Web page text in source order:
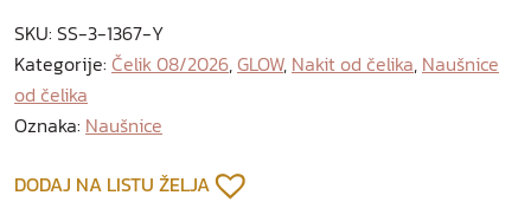
n
i
c
e
d
SKU: SS-3-1367-Y
Kategorije: Čelik 08/2026,GLOW, Nakit od čelika, Naušnice
od čelika
Oznaka: Naušnice
DODAJ NA LISTU ŽELJA